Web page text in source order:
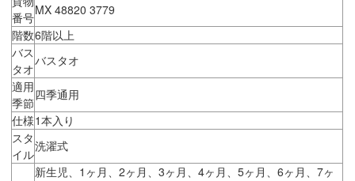
番号MX 48820 3779
階数6階以上
バス
タオ
バスタオ
適用
季節
四季通用
仕様1本入り
スタ
イル
洗濯式
新生児、1ヶ月、2ヶ月、3ヶ月、4ヶ月、5ヶ月、6ヶ月、7ヶ